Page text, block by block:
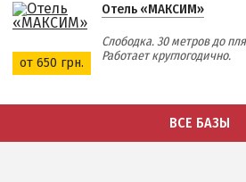
от 650 грн.
Отель «МАКСИМ»
Слободка. 30 метров до
Работает круглогодично.
ВСЕ БАЗЫ